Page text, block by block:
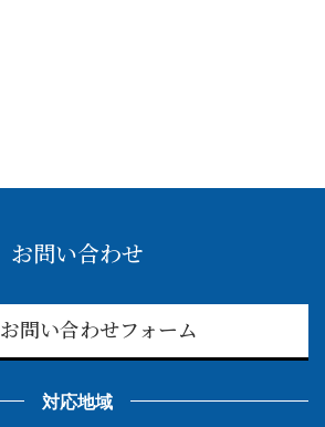
お問い合わせ
お問い合わせフォーム
対応地域